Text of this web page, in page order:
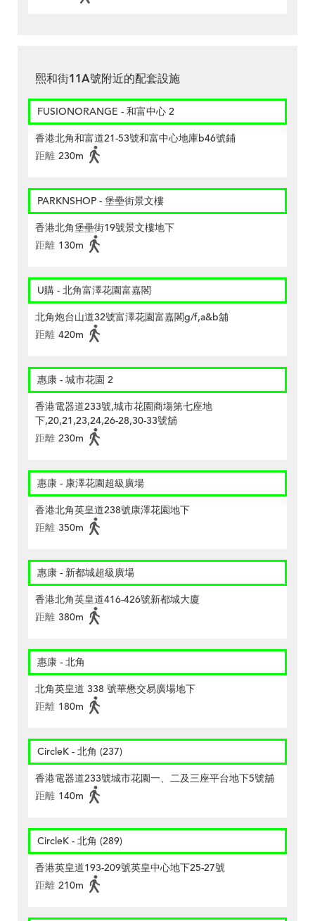
熙和街11A號附近的配套設施
FUSIONORANGE - 和富中心 2
香港北角和富道21-53號和富中心地庫b46號鋪
距離 230m
PARKNSHOP - 堡壘街景文樓
香港北角堡壘街19號景文樓地下
距離 130m
U購 - 北角富澤花園富嘉閣
北角炮台山道32號富澤花園富嘉閣g/f,a&b舖
距離 420m
惠康 - 城市花園 2
香港電器道233號,城市花園商塲第七座地
下,20,21,23,24,26-28,30-33號舖
距離 230m
惠康 - 康澤花園超級廣場
香港北角英皇道238號康澤花園地下
距離 350m
惠康 - 新都城超級廣場
香港北角英皇道416-426號新都城大廈
距離 380m
惠康 - 北角
北角英皇道 338 號華懋交易廣場地下
距離 180m
CircleK - 北角 (237)
香港電器道233號城市花園一、二及三座平台地下5號舖
距離 140m
CircleK - 北角 (289)
香港英皇道193-209號英皇中心地下25-27號
距離 210m